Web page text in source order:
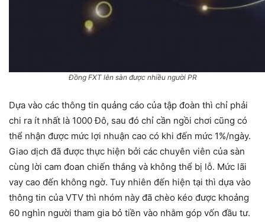
Đồng FXT lên sàn được nhiều người PR
Dựa vào các thông tin quảng cáo của tập đoàn thì chỉ phải
chi ra ít nhất là 1000 Đô, sau đó chỉ cần ngồi chơi cũng có
thể nhận được mức lợi nhuận cao có khi đến mức 1%/ngày.
Giao dịch đã được thực hiện bởi các chuyên viên của sàn
cùng lời cam đoan chiến thắng và không thể bị lỗ. Mức lãi
vay cao đến không ngờ. Tuy nhiên đến hiện tại thì dựa vào
thông tin của VTV thì nhóm này đã chèo kéo được khoảng
60 nghìn người tham gia bỏ tiền vào nhằm góp vốn đầu tư.